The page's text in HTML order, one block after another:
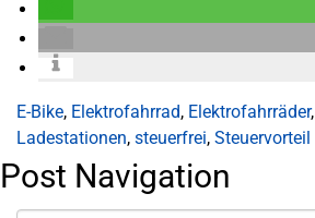
E-Bike, Elektrofahrrad, Elektrofahrräder,
Ladestationen, steuerfrei, Steuervorteil
Post Navigation